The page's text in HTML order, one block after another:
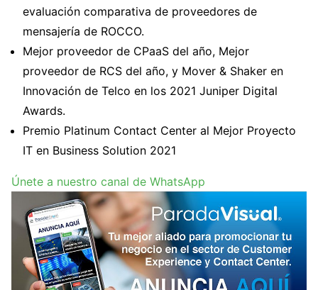
evaluación comparativa de proveedores de
mensajería de ROCCO.
Mejor proveedor de CPaaS del año, Mejor
proveedor de RCS del año, y Mover & Shaker en
Innovación de Telco en los 2021 Juniper Digital
Awards.
Premio Platinum Contact Center al Mejor Proyecto
IT en Business Solution 2021
Únete a nuestro canal de WhatsApp